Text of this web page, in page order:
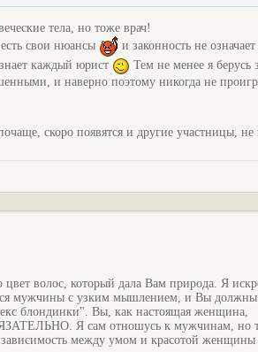
тела, но тоже врач!
свои нюансы
и законность не означает
каждый юрист
Тем не менее я берусь
и наверно поэтому никогда не
скоро появятся и другие участницы, не
волос, который дала Вам природа. Я
мужчины с узким мышлением, и Вы должны
блондинки". Вы, как настоящая женщина,
Я сам отношусь к мужчинам, но
между умом и красотой